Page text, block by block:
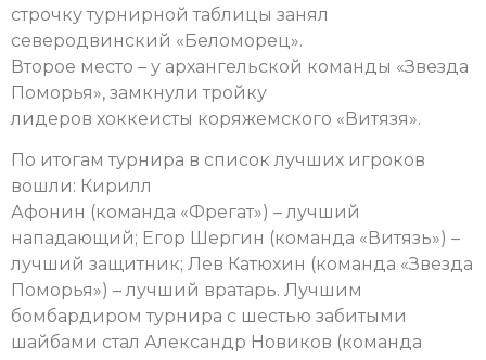
строчку турнирной таблицы занял
северодвинский «Беломорец».
Второе место – у архангельской команды «Звезда
Поморья», замкнули тройку
лидеров хоккеисты коряжемского «Витязя».
По итогам турнира в список лучших игроков
вошли: Кирилл
Афонин (команда «Фрегат») – лучший
нападающий; Егор Шергин (команда «Витязь») –
лучший защитник; Лев Катюхин (команда «Звезда
Поморья») – лучший вратарь. Лучшим
бомбардиром турнира с шестью забитыми
шайбами стал Александр Новиков (команда